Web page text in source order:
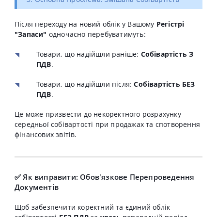
Після переходу на новий облік у Вашому Регістрі
"Запаси" одночасно перебуватимуть:
Товари, що надійшли раніше: Собівартість З
ПДВ.
Товари, що надійшли після:Собівартість БЕЗ
ПДВ.
Це може призвести до некоректного розрахунку
середньої собівартості при продажах та спотворення
фінансових звітів.
✅ Як виправити: Обов'язкове Перепроведення
Документів
Щоб забезпечити коректний та єдиний облік